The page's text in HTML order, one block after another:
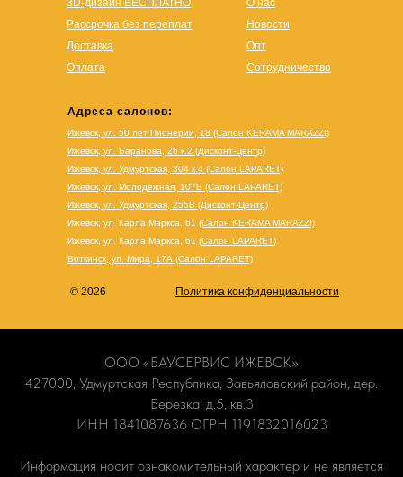
3D-дизайн БЕСПЛАТНО
Рассрочка без переплат
Доставка
Оплата
О нас
Новости
Опт
Сотрудничество
Адреса салонов:
Ижевск, ул. 50 лет Пионерии, 18 (Салон KERAMA MARAZZI)
Ижевск, ул. Баранова, 26 к.2 (Дисконт-Центр)
Ижевск, ул. Удмуртская, 304 к.4 (Салон LAPARET)
Ижевск, ул. Молодежная, 107Б (Салон LAPARET)
Ижевск, ул. Удмуртская, 255В (Дисконт-Центр)
Ижевск, ул. Карла Маркса, 61 (Салон KERAMA MARAZZI)
Ижевск, ул. Карла Маркса, 61 (Салон LAPARET)
Воткинск, ул. Мира, 17А (Салон LAPARET)
© 2026 Политика конфиденциальности
ООО «БАУСЕРВИС ИЖЕВСК»
427000, Удмуртская Республика, Завьяловский район, дер.
Березка, д.5, кв.3
ИНН 1841087636 ОГРН 1191832016023
Информация носит ознакомительный характер и не является